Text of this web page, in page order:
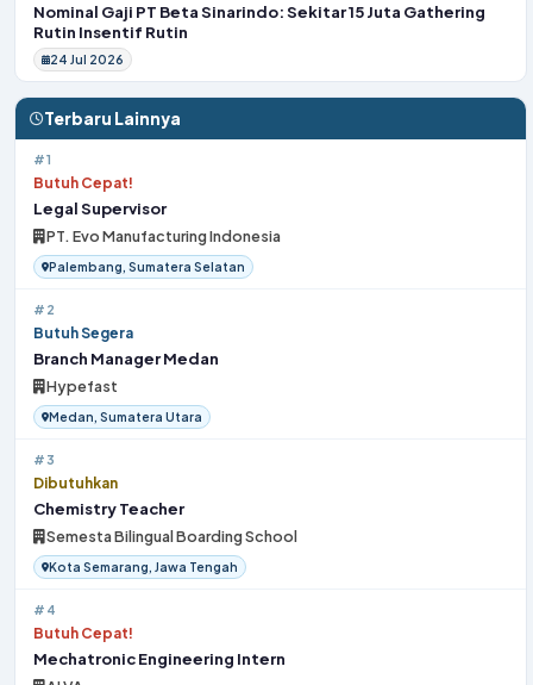
Nominal Gaji PT Beta Sinarindo: Sekitar 15 Juta Gathering
Rutin Insentif Rutin
24 Jul 2026
Terbaru Lainnya
#1
Butuh Cepat!
Legal Supervisor
PT. Evo Manufacturing Indonesia
Palembang, Sumatera Selatan
#2
Butuh Segera
Branch Manager Medan
Hypefast
Medan, Sumatera Utara
#3
Dibutuhkan
Chemistry Teacher
Semesta Bilingual Boarding School
Kota Semarang, Jawa Tengah
#4
Butuh Cepat!
Mechatronic Engineering Intern